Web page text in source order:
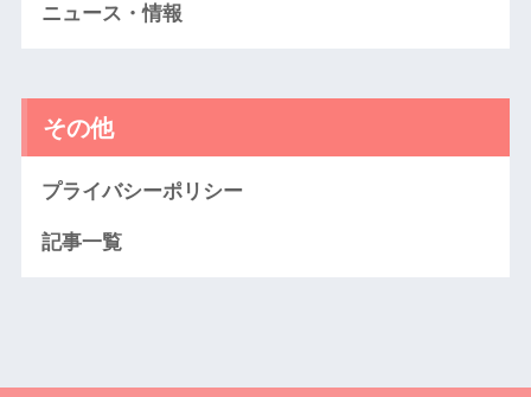
ニュース・情報
その他
プライバシーポリシー
記事一覧